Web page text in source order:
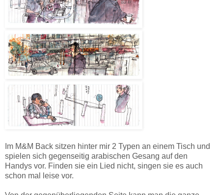
Im M&M Back sitzen hinter mir 2 Typen an einem Tisch und
spielen sich gegenseitig arabischen Gesang auf den
Handys vor. Finden sie ein Lied nicht, singen sie es auch
schon mal leise vor.